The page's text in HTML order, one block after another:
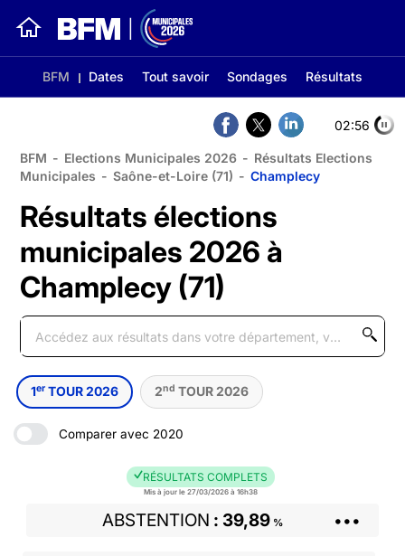
BFM Dates Tout savoir Sondages Résultats
02:56
BFM - Elections Municipales 2026 - Résultats Elections
Municipales - Saône-et-Loire (71) - Champlecy
Résultats élections
municipales 2026 à
Champlecy (71)
1er TOUR 2026 2nd TOUR 2026
Comparer avec 2020
RÉSULTATS COMPLETS
Mis à jour le 27/03/2026 à 16h38
ABSTENTION 39,89 % •••